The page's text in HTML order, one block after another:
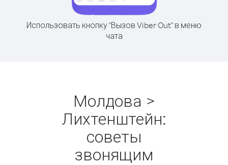
Использовать кнопку "Вызов Viber Out" в меню
чата
Молдова >
Лихтенштейн:
советы
звонящим